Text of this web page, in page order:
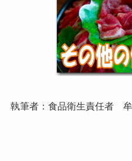
執筆者：食品衛生責任者